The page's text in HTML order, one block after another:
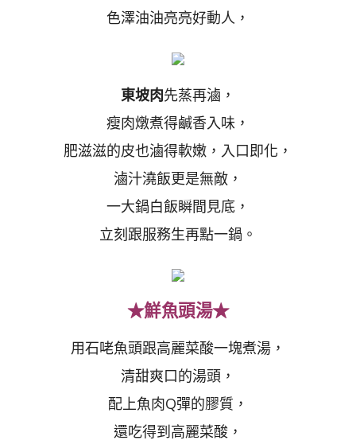
色澤油油亮亮好動人，
東坡肉先蒸再滷，
瘦肉燉煮得鹹香入味，
肥滋滋的皮也滷得軟嫩，入口即化，
滷汁澆飯更是無敵，
一大鍋白飯瞬間見底，
立刻跟服務生再點一鍋。
★鮮魚頭湯★
用石咾魚頭跟高麗菜酸一塊煮湯，
清甜爽口的湯頭，
配上魚肉Q彈的膠質，
還吃得到高麗菜酸，